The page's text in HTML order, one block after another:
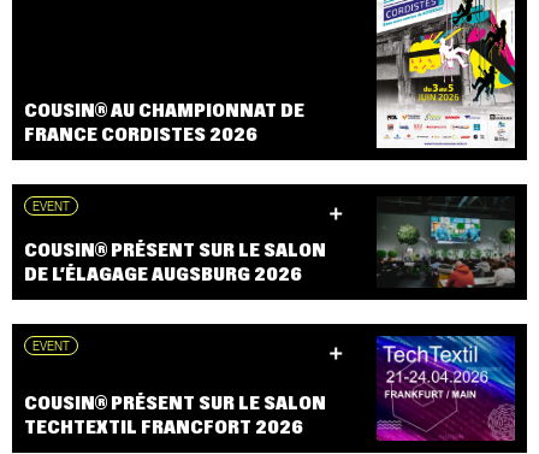
COUSIN® AU CHAMPIONNAT DE
FRANCE CORDISTES 2026
EVENT
COUSIN® PRÉSENT SUR LE SALON
DE L’ÉLAGAGE AUGSBURG 2026
EVENT
COUSIN® PRÉSENT SUR LE SALON
TECHTEXTIL FRANCFORT 2026